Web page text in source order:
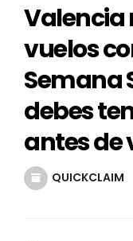
Valencia
vuelos
Semana
debes
antes de
QUICKCLAIM